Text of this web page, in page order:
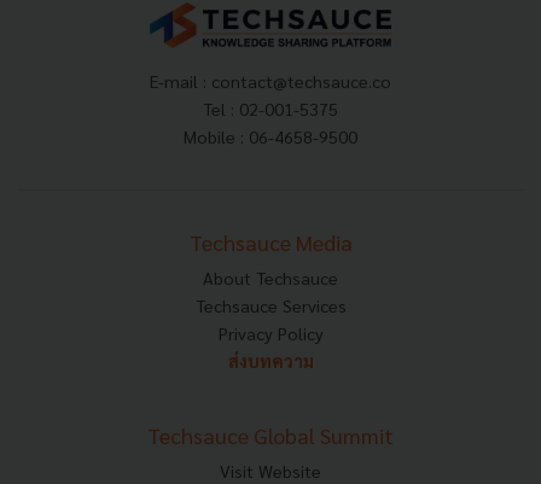
E-mail : contact@techsauce.co
Tel : 02-001-5375
Mobile : 06-4658-9500
Techsauce Media
About Techsauce
Techsauce Services
Privacy Policy
ส่งบทความ
Techsauce Global Summit
Visit Website